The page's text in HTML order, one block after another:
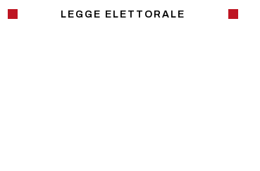
LEGGE ELETTORALE